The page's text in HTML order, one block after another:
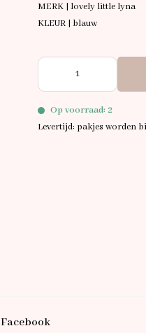
MERK | lovely little lyna
KLEUR | blauw
Op voorraad: 2
Levertijd: pakjes worden
Facebook